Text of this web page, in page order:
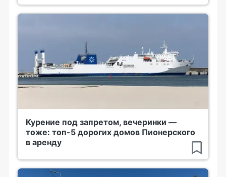
Курение под запретом, вечеринки —
тоже: топ-5 дорогих домов Пионерского
в аренду